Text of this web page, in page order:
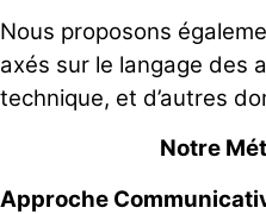
Nous proposons
axés sur le langage des
technique, et d’autres
Notre
Approche